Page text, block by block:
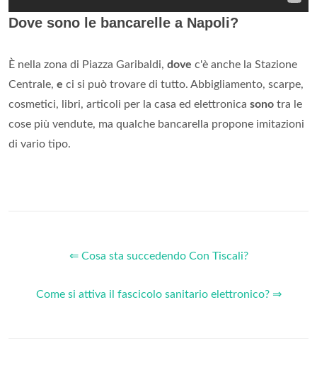
Dove sono le bancarelle a Napoli?
È nella zona di Piazza Garibaldi, dove c'è anche la Stazione
Centrale, e ci si può trovare di tutto. Abbigliamento, scarpe,
cosmetici, libri, articoli per la casa ed elettronica sono tra le
cose più vendute, ma qualche bancarella propone imitazioni
di vario tipo.
⇐ Cosa sta succedendo Con Tiscali?
Come si attiva il fascicolo sanitario elettronico? ⇒